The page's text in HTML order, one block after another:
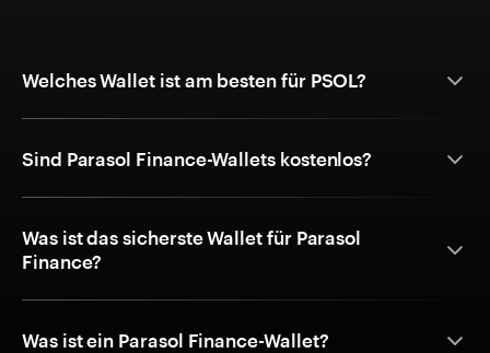
Welches Wallet ist am besten für PSOL?
Sind Parasol Finance-Wallets kostenlos?
Was ist das sicherste Wallet für Parasol
Finance?
Was ist ein Parasol Finance-Wallet?